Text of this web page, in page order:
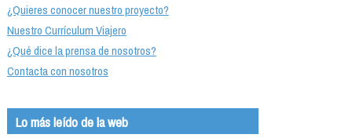
¿Quieres conocer nuestro proyecto?
Nuestro Currículum Viajero
¿Qué dice la prensa de nosotros?
Contacta con nosotros
Lo más leído de la web